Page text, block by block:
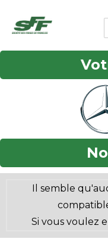
Il semble
Si vous voulez